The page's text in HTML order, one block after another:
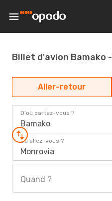
Billet d'avion Bamako
Aller-retour
D'où partez-vous ?
Bamako
Où allez-vous ?
Monrovia
Quand ?